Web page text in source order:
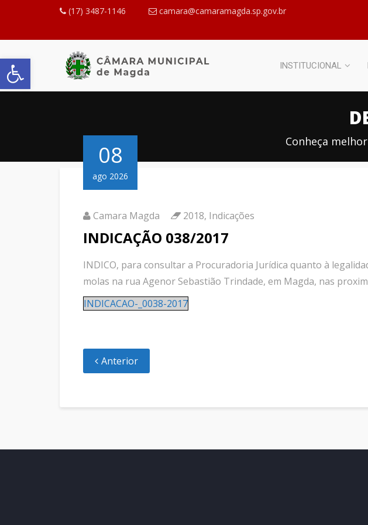
Abrir a barra de ferramentas
(17) 3487-1146 camara@camaramagda.sp.gov.br
INSTITUCIONAL
Conheça
08
ago 2026
Camara Magda 2018, Indicações
INDICAÇÃO 038/2017
INDICO, para consultar a Procuradoria Jurídica quanto à
molas na rua Agenor Sebastião Trindade, em Magda, nas
INDICACAO-_0038-2017
Anterior